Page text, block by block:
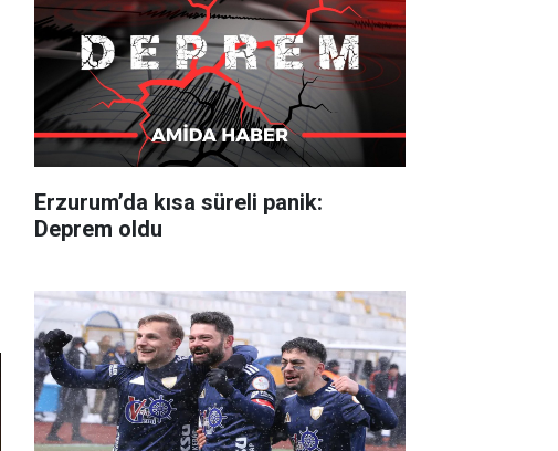
Erzurum’da kısa süreli panik:
Deprem oldu